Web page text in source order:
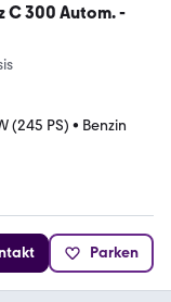
C 300 Autom. -
(245 PS) • Benzin
Parken